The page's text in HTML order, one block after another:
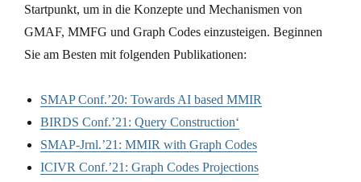
Startpunkt, um in die Konzepte und Mechanismen von
GMAF, MMFG und Graph Codes einzusteigen. Beginnen
Sie am Besten mit folgenden Publikationen:
SMAP Conf.’20: Towards AI based MMIR
BIRDS Conf.’21: Query Construction‘
SMAP-Jrnl.’21: MMIR with Graph Codes
ICIVR Conf.’21: Graph Codes Projections